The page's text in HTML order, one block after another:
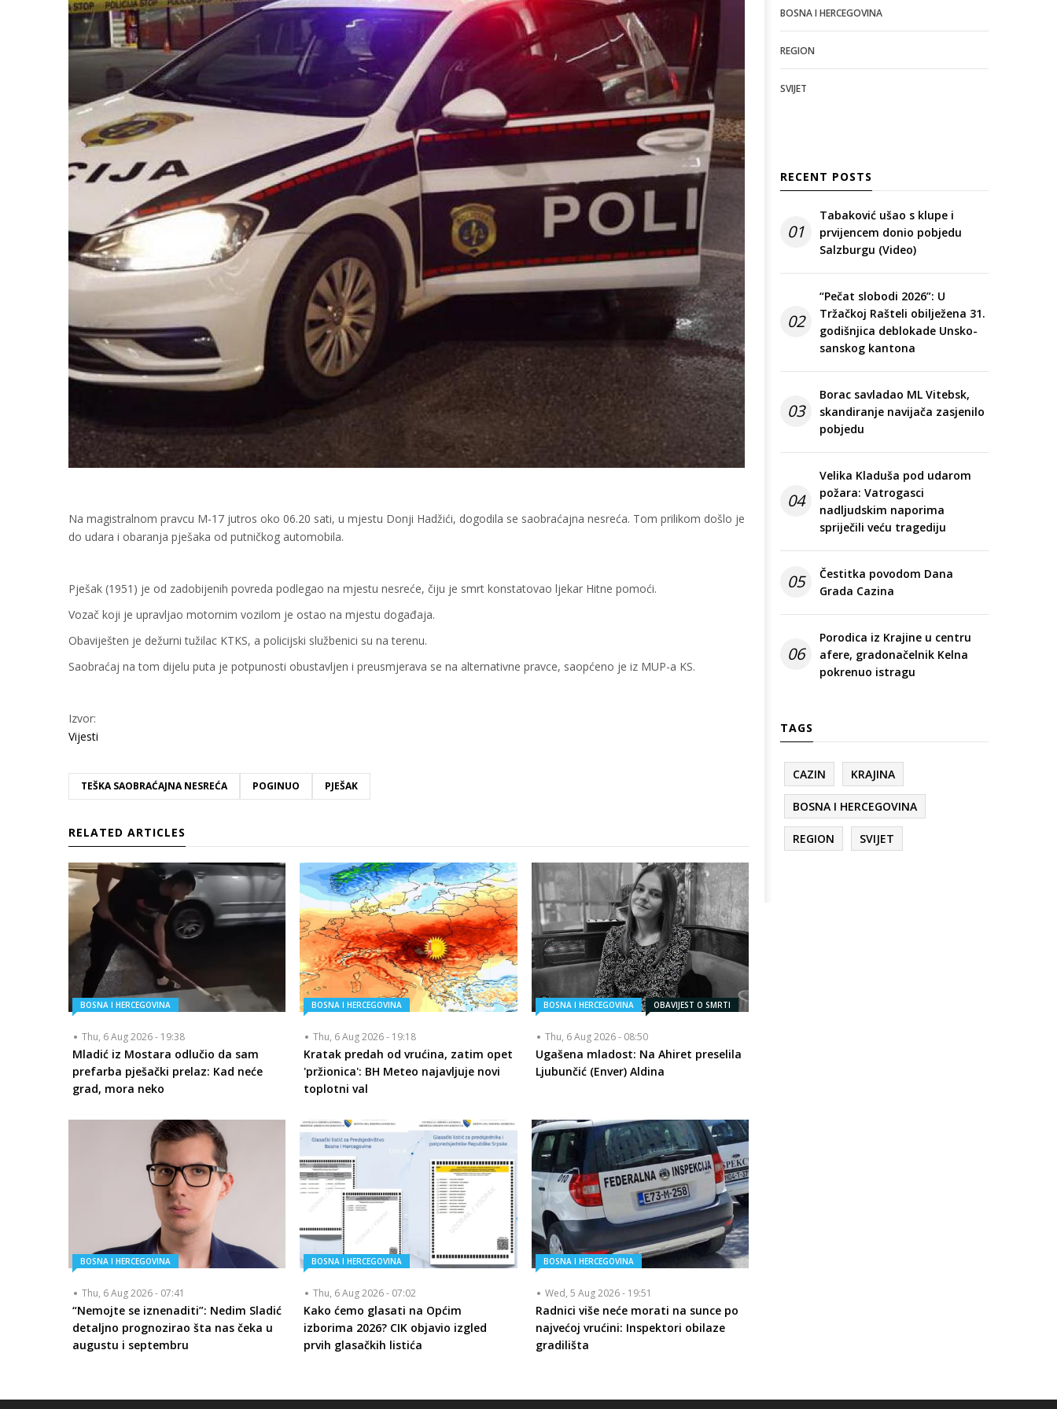
Na magistralnom pravcu M-17 jutros oko 06.20 sati, u mjestu Donji Hadžići, dogodila se saobraćajna nesreća. Tom prilikom došlo je
do udara i obaranja pješaka od putničkog automobila.
Pješak (1951) je od zadobijenih povreda podlegao na mjestu nesreće, čiju je smrt konstatovao ljekar Hitne pomoći.
Vozač koji je upravljao motornim vozilom je ostao na mjestu događaja.
Obaviješten je dežurni tužilac KTKS, a policijski službenici su na terenu.
Saobraćaj na tom dijelu puta je potpunosti obustavljen i preusmjerava se na alternativne pravce, saopćeno je iz MUP-a KS.
Izvor:
Vijesti
TEŠKA SAOBRAĆAJNA NESREĆA POGINUO PJEŠAK
RELATED ARTICLES
BOSNA I HERCEGOVINA
Thu, 6 Aug 2026 - 19:38
Mladić iz Mostara odlučio da sam
prefarba pješački prelaz: Kad neće
grad, mora neko
BOSNA I HERCEGOVINA
Thu, 6 Aug 2026 - 19:18
Kratak predah od vrućina, zatim opet
'pržionica': BH Meteo najavljuje novi
toplotni val
BOSNA I HERCEGOVINA OBAVIJEST O SMRTI
Thu, 6 Aug 2026 - 08:50
Ugašena mladost: Na Ahiret preselila
Ljubunčić (Enver) Aldina
BOSNA I HERCEGOVINA
Thu, 6 Aug 2026 - 07:41
“Nemojte se iznenaditi”: Nedim Sladić
detaljno prognozirao šta nas čeka u
augustu i septembru
BOSNA I HERCEGOVINA
Thu, 6 Aug 2026 - 07:02
Kako ćemo glasati na Općim
izborima 2026? CIK objavio izgled
prvih glasačkih listića
BOSNA I HERCEGOVINA
Wed, 5 Aug 2026 - 19:51
Radnici više neće morati na sunce po
najvećoj vrućini: Inspektori obilaze
gradilišta
BOSNA I HERCEGOVINA
REGION
SVIJET
RECENT POSTS
01
Tabaković ušao s klupe i
prvijencem donio pobjedu
Salzburgu (Video)
02
“Pečat slobodi 2026”: U
Tržačkoj Rašteli obilježena 31.
godišnjica deblokade Unsko-
sanskog kantona
03
Borac savladao ML Vitebsk,
skandiranje navijača zasjenilo
pobjedu
04
Velika Kladuša pod udarom
požara: Vatrogasci
nadljudskim naporima
spriječili veću tragediju
05
Čestitka povodom Dana
Grada Cazina
06
Porodica iz Krajine u centru
afere, gradonačelnik Kelna
pokrenuo istragu
TAGS
CAZIN KRAJINA
BOSNA I HERCEGOVINA
REGION SVIJET